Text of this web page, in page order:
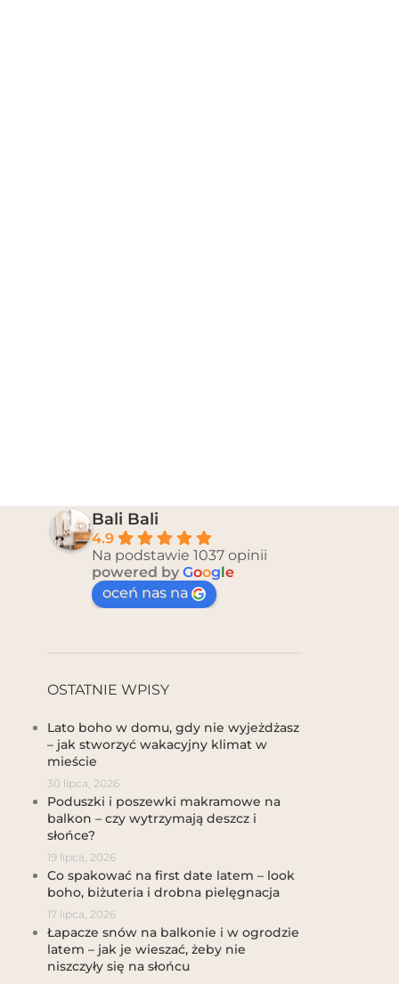
Bali Bali
4.9
Na podstawie 1037 opinii
powered by Google
oceń nas na
OSTATNIE WPISY
Lato boho w domu, gdy nie wyjeżdżasz
– jak stworzyć wakacyjny klimat w
mieście
30 lipca, 2026
Poduszki i poszewki makramowe na
balkon – czy wytrzymają deszcz i
słońce?
19 lipca, 2026
Co spakować na first date latem – look
boho, biżuteria i drobna pielęgnacja
17 lipca, 2026
Łapacze snów na balkonie i w ogrodzie
latem – jak je wieszać, żeby nie
niszczyły się na słońcu